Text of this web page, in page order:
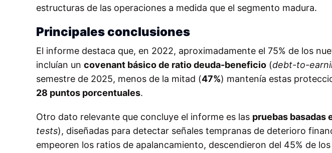
estructuras de las operaciones a medida que el segmento madura.
Principales conclusiones
El informe destaca que, en 2022, aproximadamente el 75% de los
incluían un covenant básico de ratio deuda-beneficio (debt-to-
semestre de 2025, menos de la mitad (47%) mantenía estas
28 puntos porcentuales.
Otro dato relevante que concluye el informe es las pruebas basadas
tests), diseñadas para detectar señales tempranas de deterioro
empeoren los ratios de apalancamiento, descendieron del 45% de